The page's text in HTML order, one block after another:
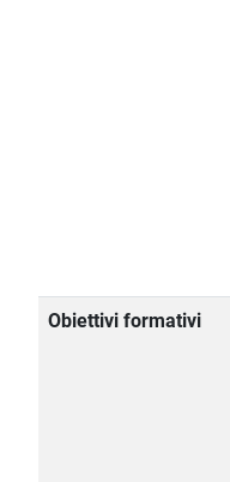
Obiettivi formativi